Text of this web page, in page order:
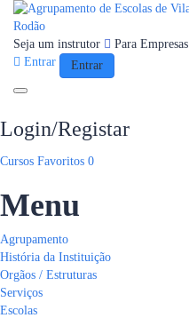
Seja um instrutor
Para Empresas
Entrar
Entrar
Login/Registar
Cursos Favoritos 0
Menu
Agrupamento
História da Instituição
Orgãos / Estruturas
Serviços
Escolas